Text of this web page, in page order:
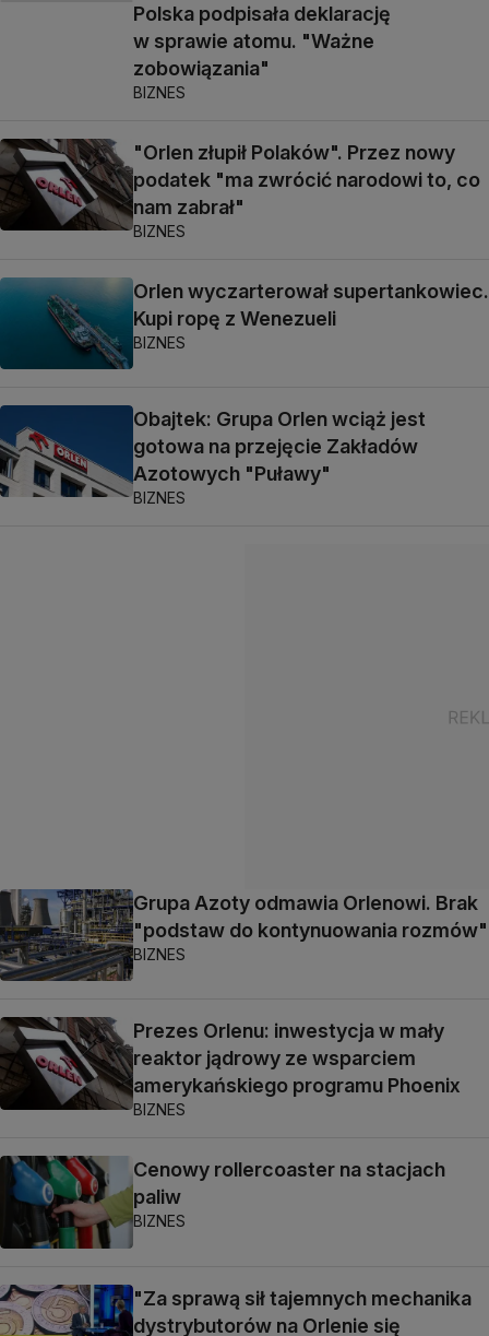
Polska podpisała deklarację
w sprawie atomu. "Ważne
zobowiązania"
BIZNES
"Orlen złupił Polaków". Przez nowy
podatek "ma zwrócić narodowi to, co
nam zabrał"
BIZNES
Orlen wyczarterował supertankowiec.
Kupi ropę z Wenezueli
BIZNES
Obajtek: Grupa Orlen wciąż jest
gotowa na przejęcie Zakładów
Azotowych "Puławy"
BIZNES
Grupa Azoty odmawia Orlenowi. Brak
"podstaw do kontynuowania rozmów"
BIZNES
Prezes Orlenu: inwestycja w mały
reaktor jądrowy ze wsparciem
amerykańskiego programu Phoenix
BIZNES
Cenowy rollercoaster na stacjach
paliw
BIZNES
"Za sprawą sił tajemnych mechanika
dystrybutorów na Orlenie się